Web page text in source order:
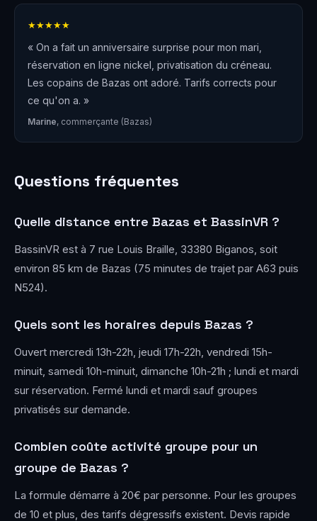
★★★★★
« On a fait un anniversaire surprise pour mon mari,
réservation en ligne nickel, privatisation du créneau.
Les copains de Bazas ont adoré. Tarifs corrects pour
ce qu'on a. »
Marine, commerçante (Bazas)
Questions fréquentes
Quelle distance entre Bazas et BassinVR ?
BassinVR est à 7 rue Louis Braille, 33380 Biganos, soit
environ 85 km de Bazas (75 minutes de trajet par A63 puis
N524).
Quels sont les horaires depuis Bazas ?
Ouvert mercredi 13h-22h, jeudi 17h-22h, vendredi 15h-
minuit, samedi 10h-minuit, dimanche 10h-21h ; lundi et mardi
sur réservation. Fermé lundi et mardi sauf groupes
privatisés sur demande.
Combien coûte activité groupe pour un
groupe de Bazas ?
La formule démarre à 20€ par personne. Pour les groupes
de 10 et plus, des tarifs dégressifs existent. Devis rapide